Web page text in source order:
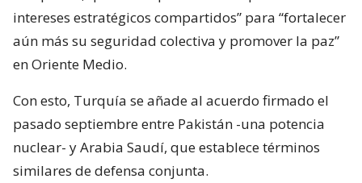
intereses estratégicos compartidos” para “fortalecer
aún más su seguridad colectiva y promover la paz”
en Oriente Medio.
Con esto, Turquía se añade al acuerdo firmado el
pasado septiembre entre Pakistán -una potencia
nuclear- y Arabia Saudí, que establece términos
similares de defensa conjunta.